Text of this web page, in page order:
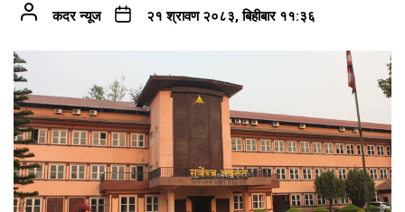
कदर न्यूज २१ श्रावण २०८३, बिहीबार ११:३६